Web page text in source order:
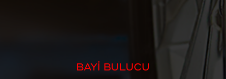
BAYİ BULUCU